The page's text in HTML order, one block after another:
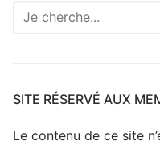
Recherche
site
SITE RÉSERVÉ AUX
Le contenu de ce site